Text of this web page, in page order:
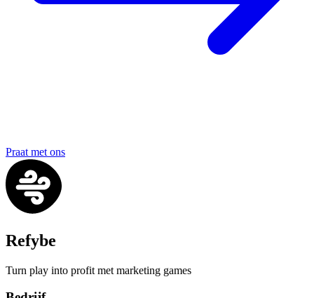
Praat met ons
Refybe
Turn play into profit met marketing games